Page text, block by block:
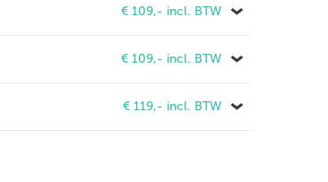
€ 109,- incl. BTW
€ 109,- incl. BTW
€ 119,- incl. BTW